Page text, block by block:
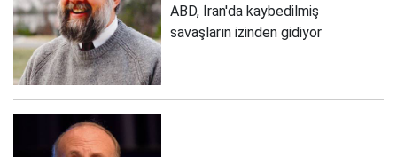
ABD, İran'da kaybedilmiş
savaşların izinden gidiyor